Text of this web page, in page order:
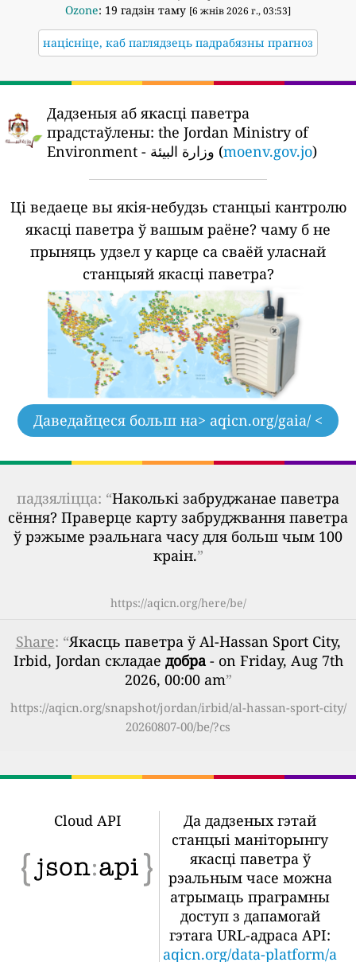
Ozone: 19 гадзін таму [6 жнів 2026 г., 03:53]
націсніце, каб паглядзець падрабязны прагноз
Дадзеныя аб якасці паветра
прадстаўлены: the Jordan Ministry of
Environment - وزارة البيئة (moenv.gov.jo)
Ці ведаеце вы якія-небудзь станцыі кантролю
якасці паветра ў вашым раёне? чаму б не
прыняць удзел у карце са сваёй уласнай
станцыяй якасці паветра?
Даведайцеся больш на> aqicn.org/gaia/ <
падзяліцца: “Наколькі забруджанае паветра
сёння? Праверце карту забруджвання паветра
ў рэжыме рэальнага часу для больш чым 100
краін.”
https://aqicn.org/here/be/
Share: “Якасць паветра ў Al-Hassan Sport City,
Irbid, Jordan складае добра- on Friday, Aug 7th
2026, 00:00 am”
https://aqicn.org/snapshot/jordan/irbid/al-hassan-sport-city/
20260807-00/be/?cs
Cloud API
Да дадзеных гэтай
станцыі маніторынгу
якасці паветра ў
рэальным часе можна
атрымаць праграмны
доступ з дапамогай
гэтага URL-адраса API:
aqicn.org/data-platform/a